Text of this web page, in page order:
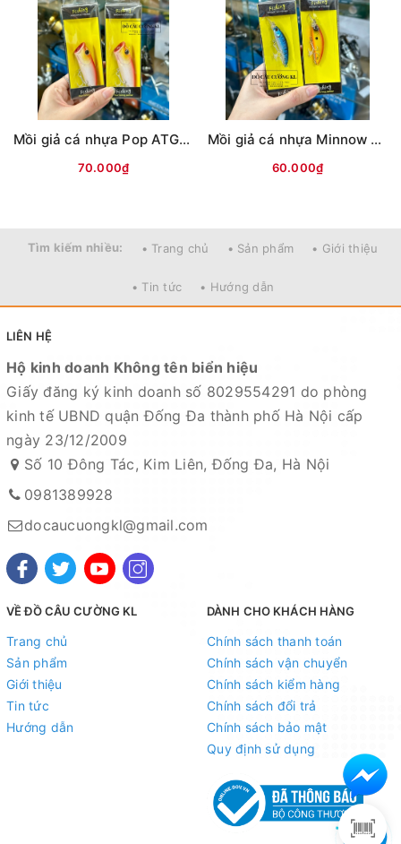
Mồi giả cá nhựa Pop ATG (12g)
70.000₫
Mồi giả cá nhựa Minnow ATG (6g)
60.000₫
Tìm kiếm nhiều: • Trang chủ • Sản phẩm • Giới thiệu
• Tin tức • Hướng dẫn
LIÊN HỆ
Hộ kinh doanh Không tên biển hiệu
Giấy đăng ký kinh doanh số 8029554291 do phòng
kinh tế UBND quận Đống Đa thành phố Hà Nội cấp
ngày 23/12/2009
Số 10 Đông Tác, Kim Liên, Đống Đa, Hà Nội
0981389928
docaucuongkl@gmail.com
VỀ ĐỒ CÂU CƯỜNG KL
Trang chủ
Sản phẩm
Giới thiệu
Tin tức
Hướng dẫn
DÀNH CHO KHÁCH HÀNG
Chính sách thanh toán
Chính sách vận chuyển
Chính sách kiểm hàng
Chính sách đổi trả
Chính sách bảo mật
Quy định sử dụng